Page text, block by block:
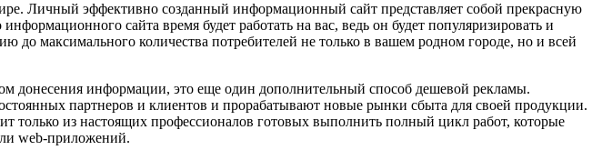
Личный эффективно созданный информационный сайт представляет собой прекрасную
сайта время будет работать на вас, ведь он будет популяризировать и
максимального количества потребителей не только в вашем родном городе, но и всей
донесения информации, это еще один дополнительный способ дешевой рекламы.
партнеров и клиентов и прорабатывают новые рынки сбыта для своей продукции.
только из настоящих профессионалов готовых выполнить полный цикл работ, которые
web-приложений.